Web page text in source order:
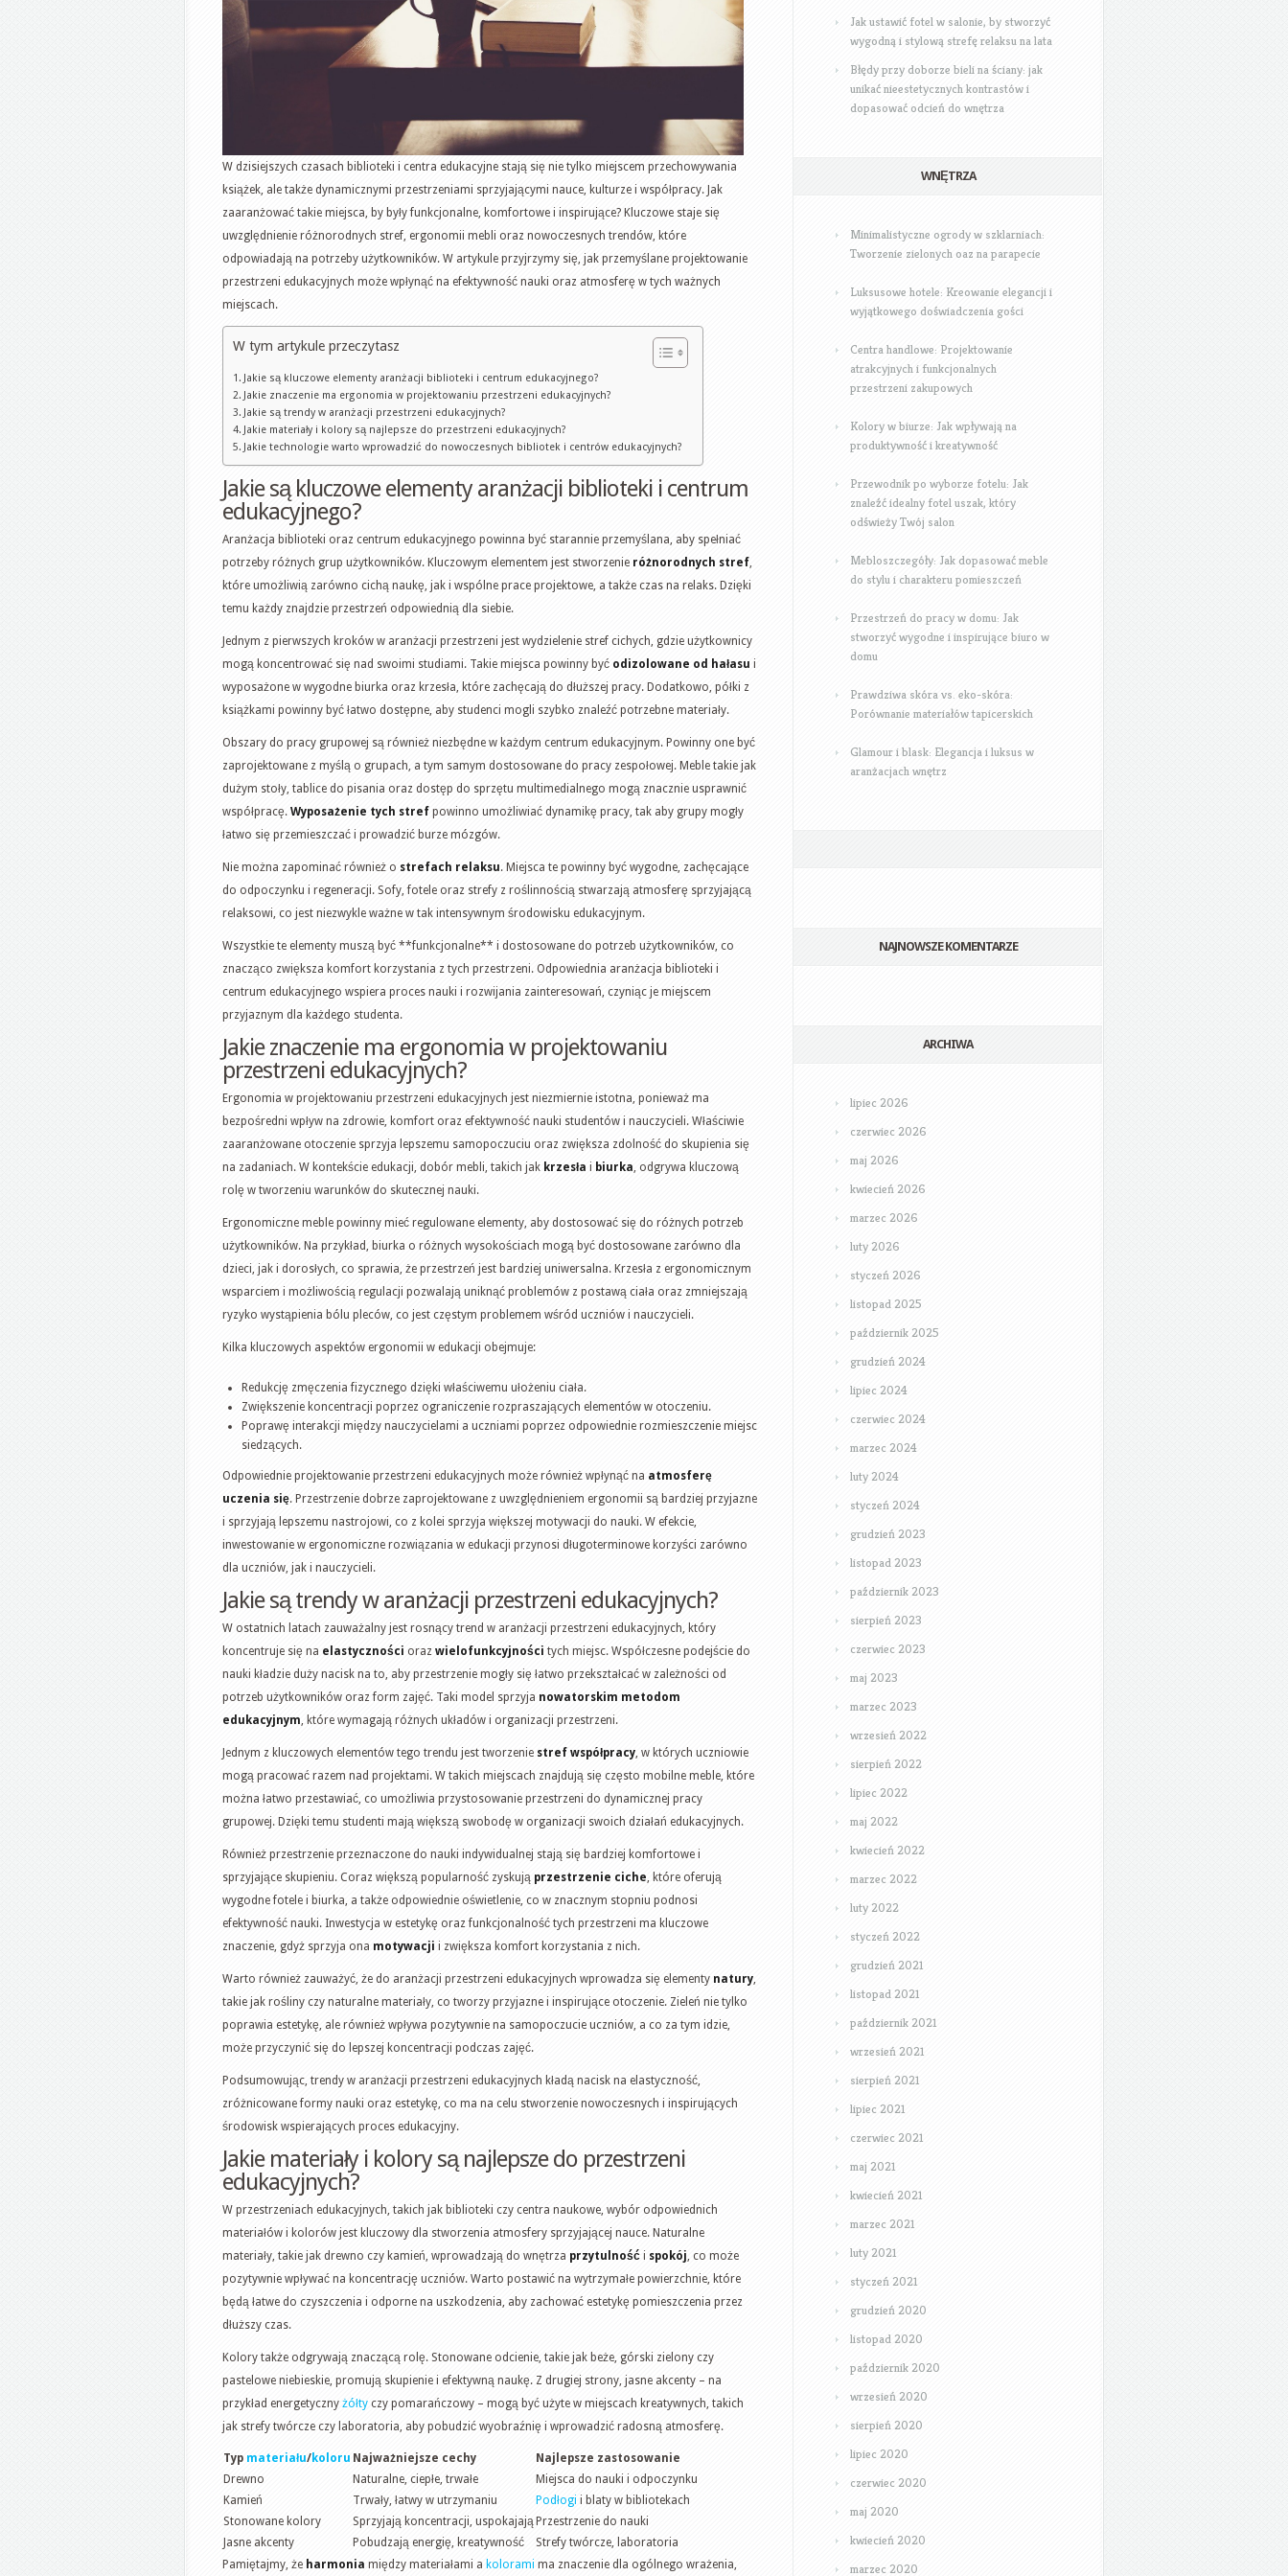
W dzisiejszych czasach biblioteki i centra edukacyjne stają się nie tylko miejscem przechowywania
książek, ale także dynamicznymi przestrzeniami sprzyjającymi nauce, kulturze i współpracy. Jak
zaaranżować takie miejsca, by były funkcjonalne, komfortowe i inspirujące? Kluczowe staje się
uwzględnienie różnorodnych stref, ergonomii mebli oraz nowoczesnych trendów, które
odpowiadają na potrzeby użytkowników. W artykule przyjrzymy się, jak przemyślane projektowanie
przestrzeni edukacyjnych może wpłynąć na efektywność nauki oraz atmosferę w tych ważnych
miejscach.
W tym artykule przeczytasz
Jakie są kluczowe elementy aranżacji biblioteki i centrum edukacyjnego?
Jakie znaczenie ma ergonomia w projektowaniu przestrzeni edukacyjnych?
Jakie są trendy w aranżacji przestrzeni edukacyjnych?
Jakie materiały i kolory są najlepsze do przestrzeni edukacyjnych?
Jakie technologie warto wprowadzić do nowoczesnych bibliotek i centrów edukacyjnych?
Jakie są kluczowe elementy aranżacji biblioteki i centrum
edukacyjnego?
Aranżacja biblioteki oraz centrum edukacyjnego powinna być starannie przemyślana, aby spełniać
potrzeby różnych grup użytkowników. Kluczowym elementem jest stworzenie różnorodnych stref
które umożliwią zarówno cichą naukę, jak i wspólne prace projektowe, a także czas na relaks. Dzięki
temu każdy znajdzie przestrzeń odpowiednią dla siebie.
Jednym z pierwszych kroków w aranżacji przestrzeni jest wydzielenie stref cichych, gdzie użytkownicy
mogą koncentrować się nad swoimi studiami. Takie miejsca powinny być odizolowane od hałasu i
wyposażone w wygodne biurka oraz krzesła, które zachęcają do dłuższej pracy. Dodatkowo, półki z
książkami powinny być łatwo dostępne, aby studenci mogli szybko znaleźć potrzebne materiały.
Obszary do pracy grupowej są również niezbędne w każdym centrum edukacyjnym. Powinny one być
zaprojektowane z myślą o grupach, a tym samym dostosowane do pracy zespołowej. Meble takie jak
dużym stoły, tablice do pisania oraz dostęp do sprzętu multimedialnego mogą znacznie usprawnić
współpracę. Wyposażenie tych stref powinno umożliwiać dynamikę pracy, tak aby grupy mogły
łatwo się przemieszczać i prowadzić burze mózgów.
Nie można zapominać również o strefach relaksu. Miejsca te powinny być wygodne, zachęcające
do odpoczynku i regeneracji. Sofy, fotele oraz strefy z roślinnością stwarzają atmosferę sprzyjającą
relaksowi, co jest niezwykle ważne w tak intensywnym środowisku edukacyjnym.
Wszystkie te elementy muszą być **funkcjonalne** i dostosowane do potrzeb użytkowników, co
znacząco zwiększa komfort korzystania z tych przestrzeni. Odpowiednia aranżacja biblioteki i
centrum edukacyjnego wspiera proces nauki i rozwijania zainteresowań, czyniąc je miejscem
przyjaznym dla każdego studenta.
Jakie znaczenie ma ergonomia w projektowaniu
przestrzeni edukacyjnych?
Ergonomia w projektowaniu przestrzeni edukacyjnych jest niezmiernie istotna, ponieważ ma
bezpośredni wpływ na zdrowie, komfort oraz efektywność nauki studentów i nauczycieli. Właściwie
zaaranżowane otoczenie sprzyja lepszemu samopoczuciu oraz zwiększa zdolność do skupienia się
na zadaniach. W kontekście edukacji, dobór mebli, takich jak krzesła i biurka , odgrywa kluczową
rolę w tworzeniu warunków do skutecznej nauki.
Ergonomiczne meble powinny mieć regulowane elementy, aby dostosować się do różnych potrzeb
użytkowników. Na przykład, biurka o różnych wysokościach mogą być dostosowane zarówno dla
dzieci, jak i dorosłych, co sprawia, że przestrzeń jest bardziej uniwersalna. Krzesła z ergonomicznym
wsparciem i możliwością regulacji pozwalają uniknąć problemów z postawą ciała oraz zmniejszają
ryzyko wystąpienia bólu pleców, co jest częstym problemem wśród uczniów i nauczycieli.
Kilka kluczowych aspektów ergonomii w edukacji obejmuje:
Redukcję zmęczenia fizycznego dzięki właściwemu ułożeniu ciała.
Zwiększenie koncentracji poprzez ograniczenie rozpraszających elementów w otoczeniu.
Poprawę interakcji między nauczycielami a uczniami poprzez odpowiednie rozmieszczenie miejsc
siedzących.
Odpowiednie projektowanie przestrzeni edukacyjnych może również wpłynąć na atmosferę
uczenia się. Przestrzenie dobrze zaprojektowane z uwzględnieniem ergonomii są bardziej przyjazne
i sprzyjają lepszemu nastrojowi, co z kolei sprzyja większej motywacji do nauki. W efekcie,
inwestowanie w ergonomiczne rozwiązania w edukacji przynosi długoterminowe korzyści zarówno
dla uczniów, jak i nauczycieli.
Jakie są trendy w aranżacji przestrzeni edukacyjnych?
W ostatnich latach zauważalny jest rosnący trend w aranżacji przestrzeni edukacyjnych, który
koncentruje się na elastyczności oraz wielofunkcyjności tych miejsc. Współczesne podejście do
nauki kładzie duży nacisk na to, aby przestrzenie mogły się łatwo przekształcać w zależności od
potrzeb użytkowników oraz form zajęć. Taki model sprzyja nowatorskim metodom
edukacyjnym , które wymagają różnych układów i organizacji przestrzeni.
Jednym z kluczowych elementów tego trendu jest tworzenie stref współpracy , w których uczniowie
mogą pracować razem nad projektami. W takich miejscach znajdują się często mobilne meble, które
można łatwo przestawiać, co umożliwia przystosowanie przestrzeni do dynamicznej pracy
grupowej. Dzięki temu studenti mają większą swobodę w organizacji swoich działań edukacyjnych.
Również przestrzenie przeznaczone do nauki indywidualnej stają się bardziej komfortowe i
sprzyjające skupieniu. Coraz większą popularność zyskują przestrzenie ciche , które oferują
wygodne fotele i biurka, a także odpowiednie oświetlenie, co w znacznym stopniu podnosi
efektywność nauki. Inwestycja w estetykę oraz funkcjonalność tych przestrzeni ma kluczowe
znaczenie, gdyż sprzyja ona motywacji i zwiększa komfort korzystania z nich.
Warto również zauważyć, że do aranżacji przestrzeni edukacyjnych wprowadza się elementy natury
takie jak rośliny czy naturalne materiały, co tworzy przyjazne i inspirujące otoczenie. Zieleń nie tylko
poprawia estetykę, ale również wpływa pozytywnie na samopoczucie uczniów, a co za tym idzie,
może przyczynić się do lepszej koncentracji podczas zajęć.
Podsumowując, trendy w aranżacji przestrzeni edukacyjnych kładą nacisk na elastyczność,
zróżnicowane formy nauki oraz estetykę, co ma na celu stworzenie nowoczesnych i inspirujących
środowisk wspierających proces edukacyjny.
Jakie materiały i kolory są najlepsze do przestrzeni
edukacyjnych?
W przestrzeniach edukacyjnych, takich jak biblioteki czy centra naukowe, wybór odpowiednich
materiałów i kolorów jest kluczowy dla stworzenia atmosfery sprzyjającej nauce. Naturalne
materiały, takie jak drewno czy kamień, wprowadzają do wnętrza przytulność i spokój , co może
pozytywnie wpływać na koncentrację uczniów. Warto postawić na wytrzymałe powierzchnie, które
będą łatwe do czyszczenia i odporne na uszkodzenia, aby zachować estetykę pomieszczenia przez
dłuższy czas.
Kolory także odgrywają znaczącą rolę. Stonowane odcienie, takie jak beże, górski zielony czy
pastelowe niebieskie, promują skupienie i efektywną naukę. Z drugiej strony, jasne akcenty – na
przykład energetyczny żółty czy pomarańczowy – mogą być użyte w miejscach kreatywnych, takich
jak strefy twórcze czy laboratoria, aby pobudzić wyobraźnię i wprowadzić radosną atmosferę.
Typ materiału/koloru Najważniejsze cechy
Najlepsze zastosowanie
Drewno
Naturalne, ciepłe, trwałe
Miejsca do nauki i odpoczynku
Kamień
Trwały, łatwy w utrzymaniu Podłogi i blaty w bibliotekach
Stonowane kolory
Sprzyjają koncentracji, uspokajają Przestrzenie do nauki
Jasne akcenty
Pobudzają energię, kreatywność
Strefy twórcze, laboratoria
Pamiętajmy, że harmonia między materiałami a kolorami ma znaczenie dla ogólnego wrażenia,
Jak ustawić fotel w salonie, by stworzyć
wygodną i stylową strefę relaksu na lata
Błędy przy doborze bieli na ściany: jak
unikać nieestetycznych kontrastów i
dopasować odcień do wnętrza
WNĘTRZA
Minimalistyczne ogrody w szklarniach:
Tworzenie zielonych oaz na parapecie
Luksusowe hotele: Kreowanie elegancji i
wyjątkowego doświadczenia gości
Centra handlowe: Projektowanie
atrakcyjnych i funkcjonalnych
przestrzeni zakupowych
Kolory w biurze: Jak wpływają na
produktywność i kreatywność
Przewodnik po wyborze fotelu: Jak
znaleźć idealny fotel uszak, który
odświeży Twój salon
Mebloszczegóły: Jak dopasować meble
do stylu i charakteru pomieszczeń
Przestrzeń do pracy w domu: Jak
stworzyć wygodne i inspirujące biuro w
domu
Prawdziwa skóra vs. eko-skóra:
Porównanie materiałów tapicerskich
Glamour i blask: Elegancja i luksus w
aranżacjach wnętrz
NAJNOWSZE KOMENTARZE
ARCHIWA
lipiec 2026
czerwiec 2026
maj 2026
kwiecień 2026
marzec 2026
luty 2026
styczeń 2026
listopad 2025
październik 2025
grudzień 2024
lipiec 2024
czerwiec 2024
marzec 2024
luty 2024
styczeń 2024
grudzień 2023
listopad 2023
październik 2023
sierpień 2023
czerwiec 2023
maj 2023
marzec 2023
wrzesień 2022
sierpień 2022
lipiec 2022
maj 2022
kwiecień 2022
marzec 2022
luty 2022
styczeń 2022
grudzień 2021
listopad 2021
październik 2021
wrzesień 2021
sierpień 2021
lipiec 2021
czerwiec 2021
maj 2021
kwiecień 2021
marzec 2021
luty 2021
styczeń 2021
grudzień 2020
listopad 2020
październik 2020
wrzesień 2020
sierpień 2020
lipiec 2020
czerwiec 2020
maj 2020
kwiecień 2020
marzec 2020